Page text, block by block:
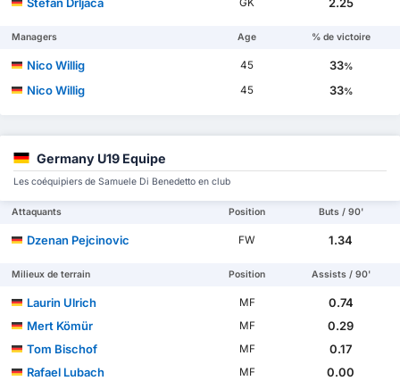
GK
Managers Age % de victoire
Nico Willig 45 33%
Nico Willig 45 33%
Germany U19 Equipe
Les coéquipiers de Samuele Di Benedetto en club
Attaquants Position Buts / 90'
Dzenan Pejcinovic FW 1.34
Milieux de terrain Position Assists / 90'
Laurin Ulrich MF
0.74
Mert Kömür
MF
0.29
Tom Bischof
MF
0.17
Rafael Lubach
MF
0.00